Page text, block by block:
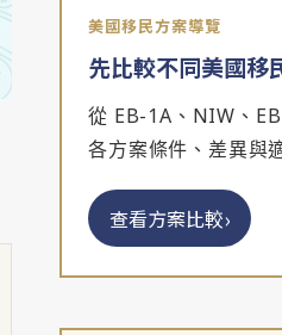
美國移民方案導覽
先比較不同美國移
從 EB-1A、NIW、
各方案條件、差異與
查看方案比較›